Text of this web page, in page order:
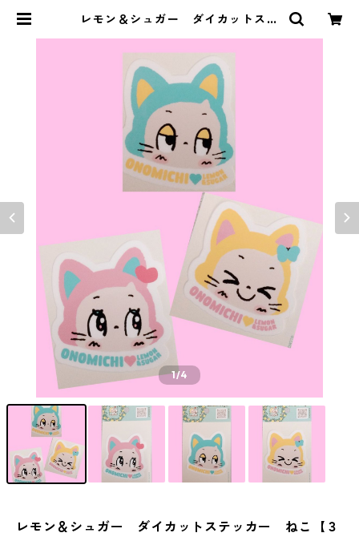
レモン＆シュガー ダイカットステ
1/4
レモン＆シュガー ダイカットステッカー ねこ【３